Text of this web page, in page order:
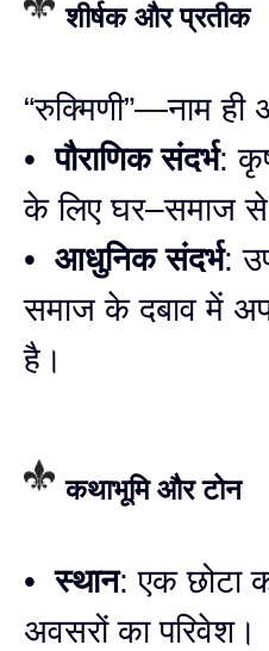
शीर्षक और प्रतीक
“रुक्मिणी”—नाम
•पौराणिक संदर्भ:
के लिए घर–समाज से
• आधुनिक संदर्भ:
समाज के दबाव में
है।
कथाभूमि और टोन
•स्थान: एक छोटा
अवसरों का परिवेश।